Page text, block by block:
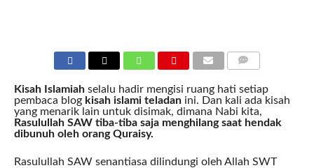
Kisah Islamiah selalu hadir mengisi ruang hati setiap
pembaca blog kisah islami teladanini. Dan kali ada kisah
yang menarik lain untuk disimak, dimana Nabi kita,
Rasulullah SAW tiba-tiba saja menghilang saat hendak
dibunuh oleh orang Quraisy.
Rasulullah SAW senantiasa dilindungi oleh Allah SWT